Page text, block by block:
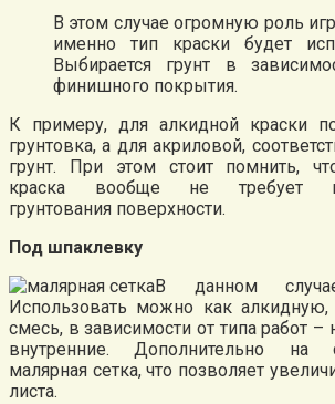
В этом случае огромную роль
именно тип краски будет
Выбирается грунт в
финишного покрытия.
К примеру, для алкидной краски
грунтовка, а для акриловой,
грунт. При этом стоит помнить,
краска вообще не требует
грунтования поверхности.
Под шпаклевку
В данном
Использовать можно как
смесь, в зависимости от типа работ
внутренние. Дополнительно на
малярная сетка, что позволяет
листа.